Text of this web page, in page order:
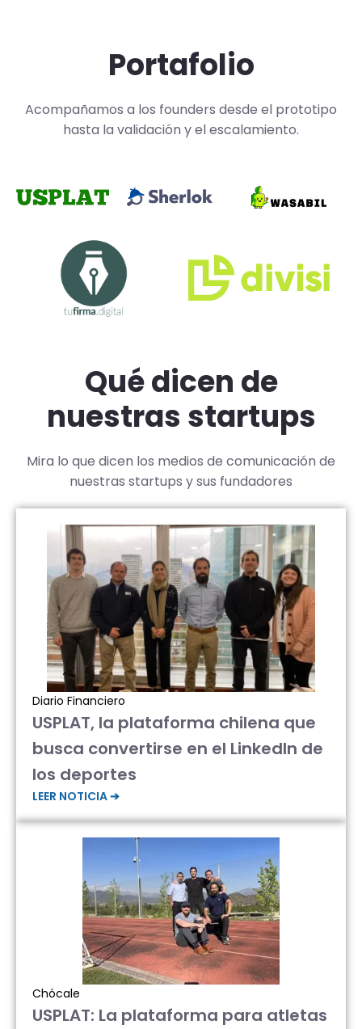
Portafolio
Acompañamos a los founders desde el prototipo
hasta la validación y el escalamiento.
Qué dicen de
nuestras startups
Mira lo que dicen los medios de comunicación de
nuestras startups y sus fundadores
Diario Financiero
USPLAT, la plataforma chilena que
busca convertirse en el LinkedIn de
los deportes
LEER NOTICIA ➔
Chócale
USPLAT: La plataforma para atletas